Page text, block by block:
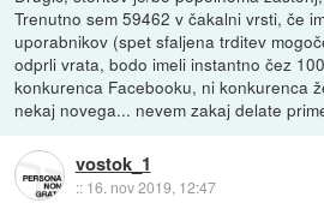
Trenutno sem 59462 v čakalni vrsti, če
uporabnikov (spet sfaljena trditev
odprli vrata, bodo imeli instantno čez
konkurenca Facebooku, ni konkurenca
nekaj novega... nevem zakaj delate
vostok_1
:: 16. nov 2019, 12:47